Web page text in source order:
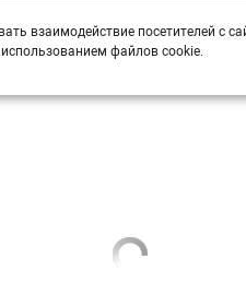
взаимодействие посетителей с
файлов cookie.